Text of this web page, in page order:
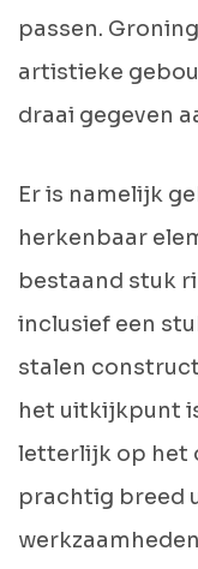
passen.
artistieke
draai gegeven
Er is namelijk
herkenbaar
bestaand stuk
inclusief een
stalen
het uitkijkpunt
letterlijk op het
prachtig breed